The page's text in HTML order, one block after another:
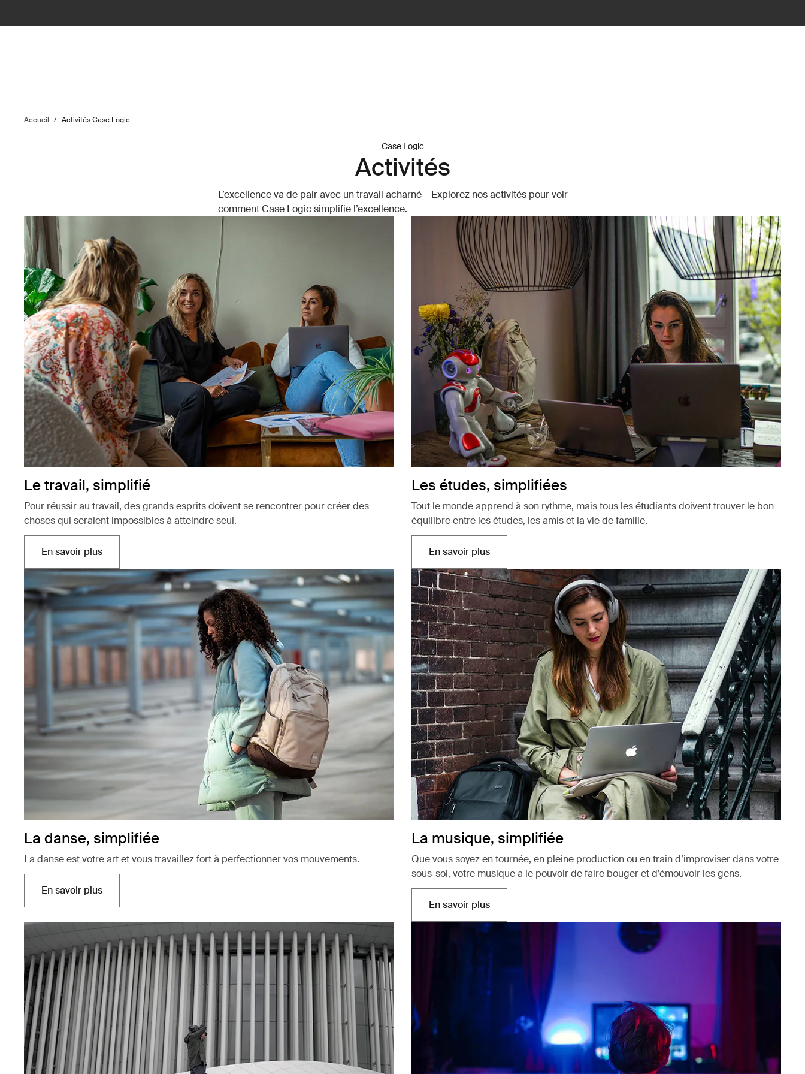
Accueil / Activités Case Logic
Case Logic
Activités
L’excellence va de pair avec un travail acharné – Explorez nos activités pour voir
comment Case Logic simplifie l’excellence.
Le travail, simplifié
Pour réussir au travail, des grands esprits doivent se rencontrer pour créer des
choses qui seraient impossibles à atteindre seul.
En savoir plusOuvre dans un nouvel onglet
Les études, simplifiées
Tout le monde apprend à son rythme, mais tous les étudiants doivent trouver le bon
équilibre entre les études, les amis et la vie de famille.
En savoir plusOuvre dans un nouvel onglet
La danse, simplifiée
La danse est votre art et vous travaillez fort à perfectionner vos mouvements.
En savoir plusOuvre dans un nouvel onglet
La musique, simplifiée
Que vous soyez en tournée, en pleine production ou en train d’improviser dans votre
sous-sol, votre musique a le pouvoir de faire bouger et d’émouvoir les gens.
En savoir plusOuvre dans un nouvel onglet